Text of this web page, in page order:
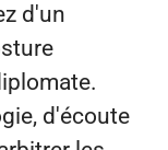
d'un
d'écoute